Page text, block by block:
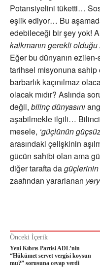
Potansiyelini tüketti…
eşlik ediyor… Bu
edebileceği bir şey yok!
kalkmanın gerekli
Eğer bu dünyanın
tarihsel misyonuna sahip
barbarlık kaçınılmaz
olacak mıdır? Aslında
değil, bilinç dünyasını
aşabilmekle ilgili…
mesele, ‘güçlünün
arasındaki çelişkinin
gücün sahibi olan ama
diğer tarafta dagüçlerinin
zaafından yararlanan
Önceki İçerik
Yeni Kıbrıs Partisi ADL’nin
“Hükümet servet vergisi koysun
mu?” sorusuna cevap verdi